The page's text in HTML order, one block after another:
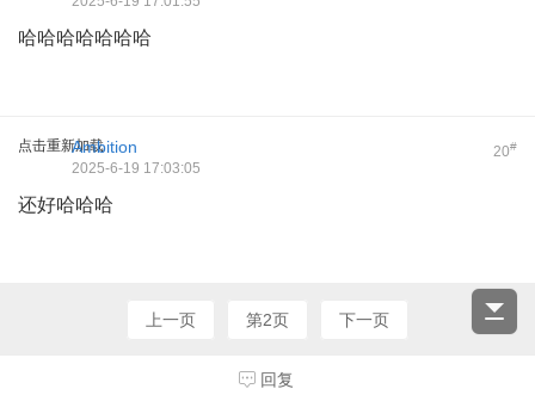
哈哈哈哈哈哈哈
点击重新加载 20#
Ambition
2025-6-19 17:03:05
还好哈哈哈
上一页 第2页 下一页
回复